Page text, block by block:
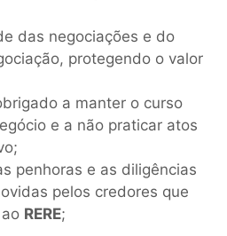
das negociações e do
protegendo o valor
a manter o curso
e a não praticar atos
penhoras e as diligências
pelos credores que
RERE;